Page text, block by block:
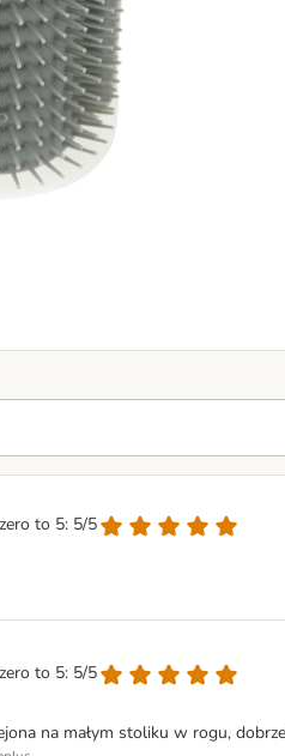
to 5: 5/5
to 5: 5/5
na małym stoliku w rogu,